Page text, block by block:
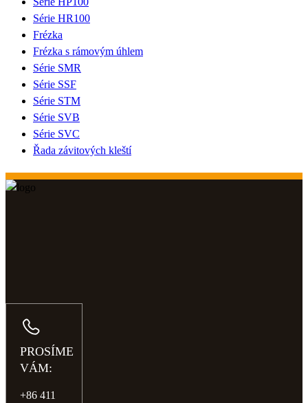
Série HR100
Frézka
Frézka s rámovým úhlem
Série SMR
Série SSF
Série STM
Série SVB
Série SVC
Řada závitových kleští
PROSÍME
VÁM:
+86 411